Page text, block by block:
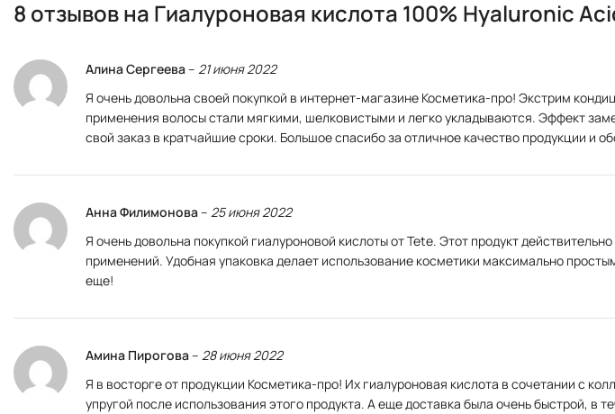
8 отзывов на Гиалуроновая кислота 100% Hyaluronic
Алина Сергеева– 21 июня 2022
Я очень довольна своей покупкой в интернет-магазине Косметика-про! Экстрим
применения волосы стали мягкими, шелковистыми и легко укладываются. Эффект
свой заказ в кратчайшие сроки. Большое спасибо за отличное качество продукции и
Анна Филимонова– 25 июня 2022
Я очень довольна покупкой гиалуроновой кислоты от Tete. Этот продукт
применений. Удобная упаковка делает использование косметики максимально
еще!
Амина Пирогова– 28 июня 2022
Я в восторге от продукции Косметика-про! Их гиалуроновая кислота в сочетании с
упругой после использования этого продукта. А еще доставка была очень быстрой,